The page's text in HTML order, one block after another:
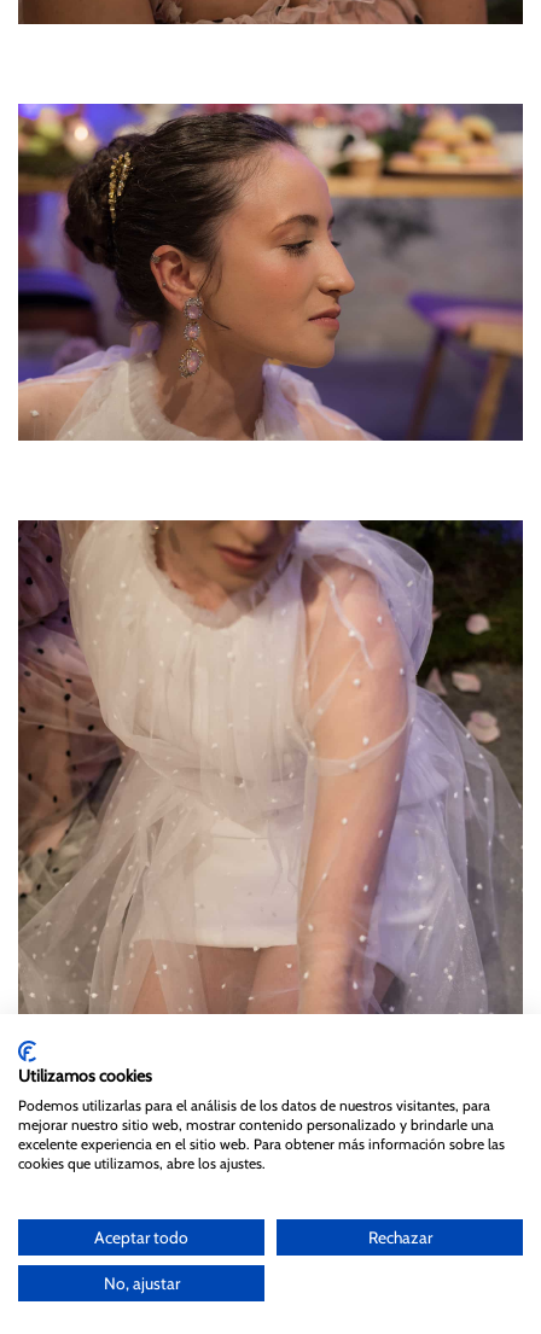
Utilizamos cookies
Podemos utilizarlas para el análisis de los datos de nuestros visitantes, para
mejorar nuestro sitio web, mostrar contenido personalizado y brindarle una
excelente experiencia en el sitio web. Para obtener más información sobre las
cookies que utilizamos, abre los ajustes.
Aceptar todo Rechazar
No, ajustar